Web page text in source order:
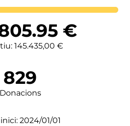
Lortutakoa
€
145.435,00 €
829
Donacions
2024/01/01